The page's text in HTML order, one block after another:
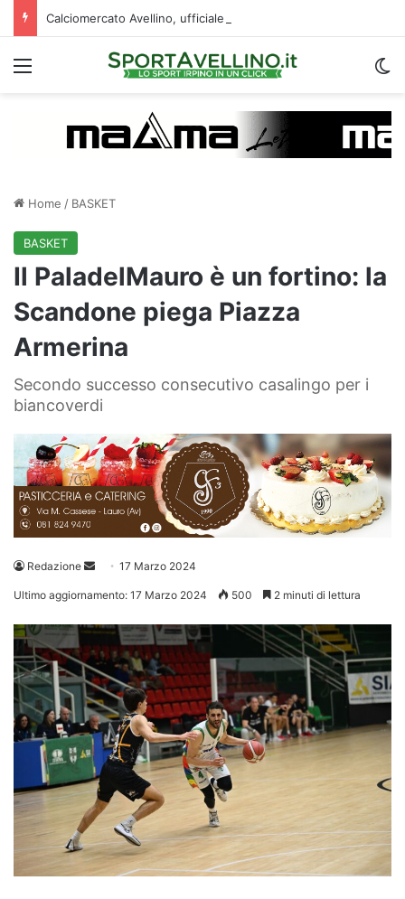
Menu
Home / BASKET
BASKET
Il PaladelMauro è un fortino: la
Scandone piega Piazza
Armerina
Secondo successo consecutivo casalingo per i
biancoverdi
Redazione
Invia 17 Marzo 2024
Ultimo aggiornamento: 17 Marzo 2024 500 2 minuti di lettura